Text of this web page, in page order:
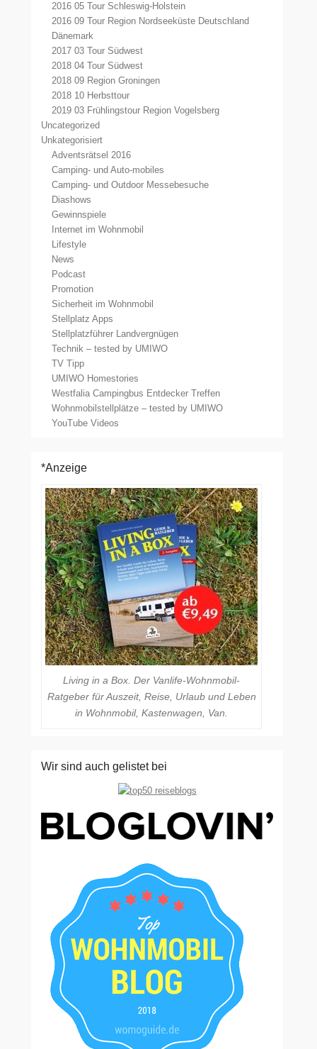
2016 05 Tour Schleswig-Holstein
2016 09 Tour Region Nordseeküste Deutschland
Dänemark
2017 03 Tour Südwest
2018 04 Tour Südwest
2018 09 Region Groningen
2018 10 Herbsttour
2019 03 Frühlingstour Region Vogelsberg
Uncategorized
Unkategorisiert
Adventsrätsel 2016
Camping- und Auto-mobiles
Camping- und Outdoor Messebesuche
Diashows
Gewinnspiele
Internet im Wohnmobil
Lifestyle
News
Podcast
Promotion
Sicherheit im Wohnmobil
Stellplatz Apps
Stellplatzführer Landvergnügen
Technik – tested by UMIWO
TV Tipp
UMIWO Homestories
Westfalia Campingbus Entdecker Treffen
Wohnmobilstellplätze – tested by UMIWO
YouTube Videos
*Anzeige
Living in a Box. Der Vanlife-Wohnmobil-
Ratgeber für Auszeit, Reise, Urlaub und Leben
in Wohnmobil, Kastenwagen, Van.
Wir sind auch gelistet bei